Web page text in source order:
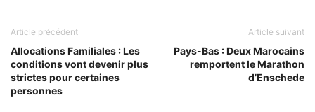
Article précédent
Allocations Familiales : Les
conditions vont devenir plus
strictes pour certaines
personnes
Article suivant
Pays-Bas : Deux Marocains
remportent le Marathon
d’Enschede